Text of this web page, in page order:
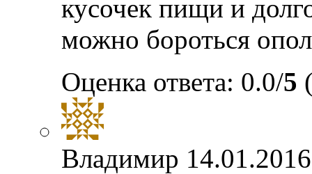
кусочек пищи и
можно бороться
Оценка ответа: 0.0/5
Владимир